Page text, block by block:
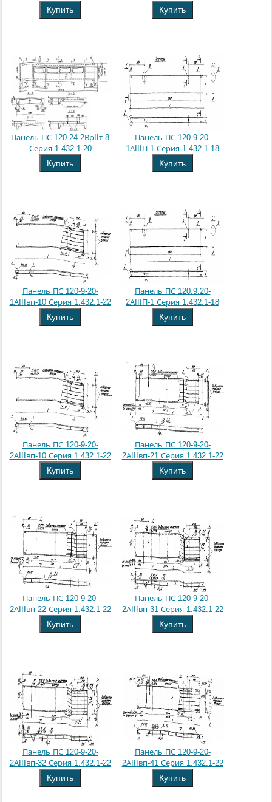
Купить Купить
Панель ПС 120.24-2ВрIIт-8
Серия 1.432.1-20
Купить
Панель ПС 120.9.20-
1АIIIП-1 Серия 1.432.1-18
Купить
Панель ПС 120-9-20-
1АIIIвп-10 Серия 1.432.1-22
Купить
Панель ПС 120.9.20-
2АIIIП-1 Серия 1.432.1-18
Купить
Панель ПС 120-9-20-
2АIIIвп-10 Серия 1.432.1-22
Купить
Панель ПС 120-9-20-
2АIIIвп-21 Серия 1.432.1-22
Купить
Панель ПС 120-9-20-
2АIIIвп-22 Серия 1.432.1-22
Купить
Панель ПС 120-9-20-
2АIIIвп-31 Серия 1.432.1-22
Купить
Панель ПС 120-9-20-
2АIIIвп-32 Серия 1.432.1-22
Купить
Панель ПС 120-9-20-
2АIIIвп-41 Серия 1.432.1-22
Купить